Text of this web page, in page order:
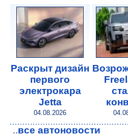
Раскрыт дизайн
первого
электрокара
Jetta
04.08.2026
..все автоновости